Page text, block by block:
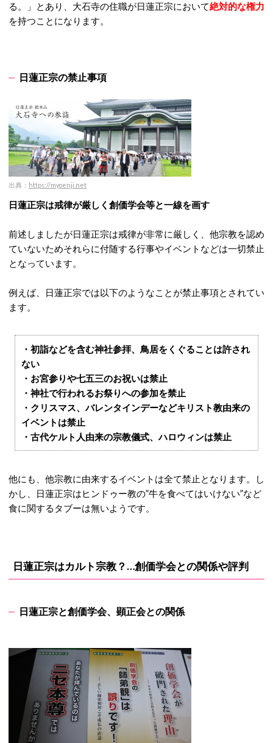
る。」とあり、大石寺の住職が日蓮正宗において絶対的な権力
を持つことになります。
日蓮正宗の禁止事項
出典： https://myoenji.net
日蓮正宗は戒律が厳しく創価学会等と一線を画す
前述しましたが日蓮正宗は戒律が非常に厳しく、他宗教を認め
ていないためそれらに付随する行事やイベントなどは一切禁止
となっています。
例えば、日蓮正宗では以下のようなことが禁止事項とされてい
ます。
・初詣などを含む神社参拝、鳥居をくぐることは許され
ない
・お宮参りや七五三のお祝いは禁止
・神社で行われるお祭りへの参加を禁止
・クリスマス、バレンタインデーなどキリスト教由来の
イベントは禁止
・古代ケルト人由来の宗教儀式、ハロウィンは禁止
他にも、他宗教に由来するイベントは全て禁止となります。し
かし、日蓮正宗はヒンドゥー教の”牛を食べてはいけない”など
食に関するタブーは無いようです。
日蓮正宗はカルト宗教？…創価学会との関係や評判
日蓮正宗と創価学会、顕正会との関係